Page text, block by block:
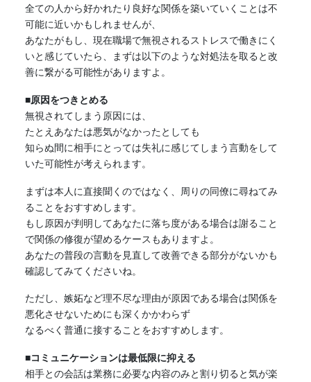
全ての人から好かれたり良好な関係を築いていくことは不
可能に近いかもしれませんが、
あなたがもし、現在職場で無視されるストレスで働きにく
いと感じていたら、まずは以下のような対処法を取ると改
善に繋がる可能性がありますよ。
■原因をつきとめる
無視されてしまう原因には、
たとえあなたは悪気がなかったとしても
知らぬ間に相手にとっては失礼に感じてしまう言動をして
いた可能性が考えられます。
まずは本人に直接聞くのではなく、周りの同僚に尋ねてみ
ることをおすすめします。
もし原因が判明してあなたに落ち度がある場合は謝ること
で関係の修復が望めるケースもありますよ。
あなたの普段の言動を見直して改善できる部分がないかも
確認してみてくださいね。
ただし、嫉妬など理不尽な理由が原因である場合は関係を
悪化させないためにも深くかかわらず
なるべく普通に接することをおすすめします。
■コミュニケーションは最低限に抑える
相手との会話は業務に必要な内容のみと割り切ると気が楽